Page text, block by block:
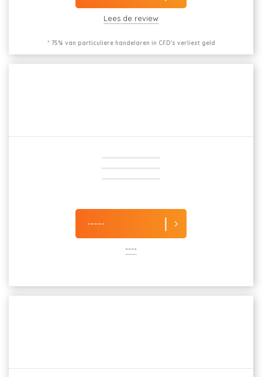
Lees de review
* 75% van particuliere handelaren in CFD's verliest geld
-----
----